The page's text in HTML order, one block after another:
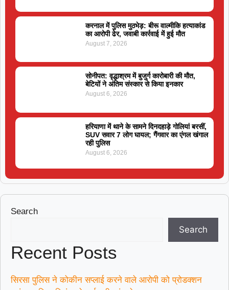
करनाल में पुलिस मुठभेड़: बीरू वाल्मीकि हत्याकांड
का आरोपी ढेर, जवाबी कार्रवाई में हुई मौत
August 7, 2026
सोनीपत: वृद्धाश्रम में बुजुर्ग कारोबारी की मौत,
बेटियों ने अंतिम संस्कार से किया इनकार
August 6, 2026
हरियाणा में थाने के सामने दिनदहाड़े गोलियां बरसीं,
SUV सवार 7 लोग घायल; गैंगवार का एंगल खंगाल
रही पुलिस
August 6, 2026
Search
Search
Recent Posts
सिरसा पुलिस ने कोकीन सप्लाई करने वाले आरोपी को प्रोडक्शन